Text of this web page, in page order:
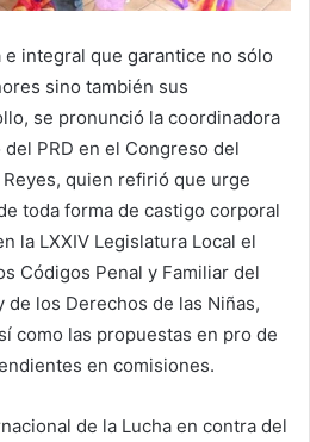
integral que garantice no sólo
sino también sus
se pronunció la coordinadora
PRD en el Congreso del
quien refirió que urge
toda forma de castigo corporal
la LXXIV Legislatura Local el
Códigos Penal y Familiar del
de los Derechos de las Niñas,
como las propuestas en pro de
en comisiones.
de la Lucha en contra del